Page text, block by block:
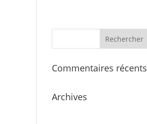
Galerie
Commentaires récents
Archives